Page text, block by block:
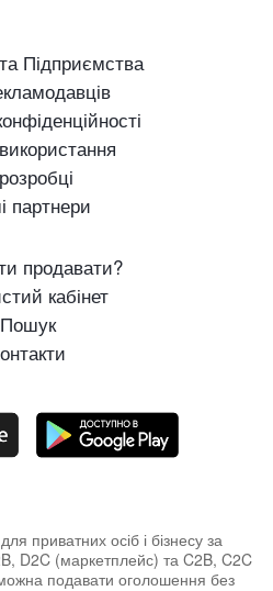
Підприємства
партнери
продавати?
кабінет
Пошук
приватних осіб і бізнесу за
D2C (маркетплейс) та C2B, C2C
подавати оголошення без